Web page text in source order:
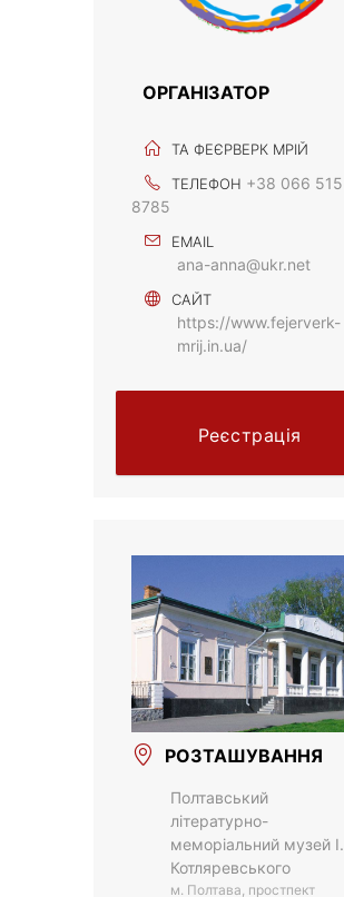
ОРГАНІЗАТОР
ТА ФЕЄРВЕРК МРІЙ
ТЕЛЕФОН +38 066 515
8785
EMAIL
ana-anna@ukr.net
САЙТ
https://www.fejerverk-
mrij.in.ua/
Реєстрація
РОЗТАШУВАННЯ
Полтавський
літературно-
меморіальний музей І.
Котляревського
м. Полтава, простпект